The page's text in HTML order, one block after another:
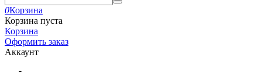
0Корзина
Корзина пуста
Корзина
Оформить заказ
Аккаунт